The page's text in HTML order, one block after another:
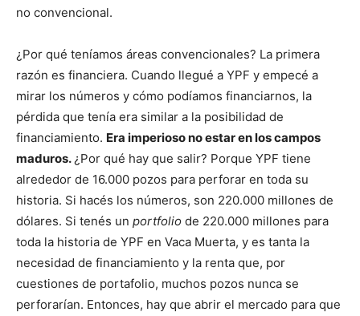
no convencional.
¿Por qué teníamos áreas convencionales? La primera
razón es financiera. Cuando llegué a YPF y empecé a
mirar los números y cómo podíamos financiarnos, la
pérdida que tenía era similar a la posibilidad de
financiamiento. Era imperioso no estar en los campos
maduros.¿Por qué hay que salir? Porque YPF tiene
alrededor de 16.000 pozos para perforar en toda su
historia. Si hacés los números, son 220.000 millones de
dólares. Si tenés un portfolio de 220.000 millones para
toda la historia de YPF en Vaca Muerta, y es tanta la
necesidad de financiamiento y la renta que, por
cuestiones de portafolio, muchos pozos nunca se
perforarían. Entonces, hay que abrir el mercado para que